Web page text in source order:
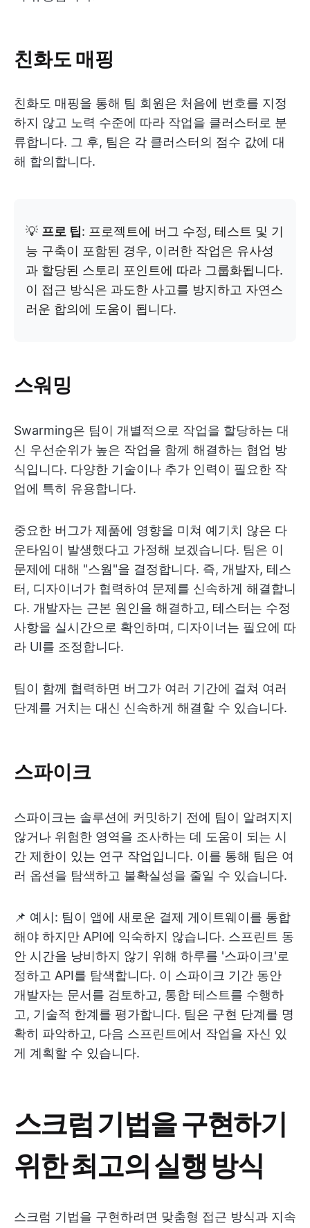
친화도 매핑
친화도 매핑을 통해 팀 회원은 처음에 번호를 지정
하지 않고 노력 수준에 따라 작업을 클러스터로 분
류합니다. 그 후, 팀은 각 클러스터의 점수 값에 대
해 합의합니다.
💡 프로 팁: 프로젝트에 버그 수정, 테스트 및 기
능 구축이 포함된 경우, 이러한 작업은 유사성
과 할당된 스토리 포인트에 따라 그룹화됩니다.
이 접근 방식은 과도한 사고를 방지하고 자연스
러운 합의에 도움이 됩니다.
스워밍
Swarming은 팀이 개별적으로 작업을 할당하는 대
신 우선순위가 높은 작업을 함께 해결하는 협업 방
식입니다. 다양한 기술이나 추가 인력이 필요한 작
업에 특히 유용합니다.
중요한 버그가 제품에 영향을 미쳐 예기치 않은 다
운타임이 발생했다고 가정해 보겠습니다. 팀은 이
문제에 대해 "스웜"을 결정합니다. 즉, 개발자, 테스
터, 디자이너가 협력하여 문제를 신속하게 해결합니
다. 개발자는 근본 원인을 해결하고, 테스터는 수정
사항을 실시간으로 확인하며, 디자이너는 필요에 따
라 UI를 조정합니다.
팀이 함께 협력하면 버그가 여러 기간에 걸쳐 여러
단계를 거치는 대신 신속하게 해결할 수 있습니다.
스파이크
스파이크는 솔루션에 커밋하기 전에 팀이 알려지지
않거나 위험한 영역을 조사하는 데 도움이 되는 시
간 제한이 있는 연구 작업입니다. 이를 통해 팀은 여
러 옵션을 탐색하고 불확실성을 줄일 수 있습니다.
📌 예시: 팀이 앱에 새로운 결제 게이트웨이를 통합
해야 하지만 API에 익숙하지 않습니다. 스프린트 동
안 시간을 낭비하지 않기 위해 하루를 '스파이크'로
정하고 API를 탐색합니다. 이 스파이크 기간 동안
개발자는 문서를 검토하고, 통합 테스트를 수행하
고, 기술적 한계를 평가합니다. 팀은 구현 단계를 명
확히 파악하고, 다음 스프린트에서 작업을 자신 있
게 계획할 수 있습니다.
스크럼 기법을 구현하기
위한 최고의 실행 방식
스크럼 기법을 구현하려면 맞춤형 접근 방식과 지속